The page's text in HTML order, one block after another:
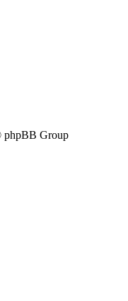
phpBB Group